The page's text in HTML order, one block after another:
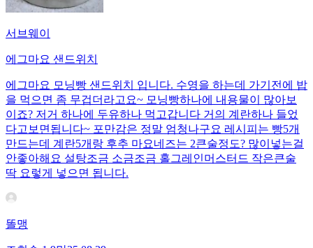
서브웨이
에그마요 샌드위치
에그마요 모닝빵 샌드위치 입니다. 수영을 하는데 가기전에 밥
을 먹으면 좀 무겁더라고요~ 모닝빵하나에 내용물이 많아보
이죠? 저거 하나에 두유하나 먹고갑니다 거의 계란하나 들었
다고보면됩니다~ 포만감은 정말 엄청나구요 레시피는 빵5개
만드는데 계란5개랑 후추 마요네즈는 2큰술정도? 많이넣는걸
안좋아해요 설탕조금 소금조금 홀그레인머스터드 작은큰술
딱 요렇게 넣으면 됩니다.
똘맹